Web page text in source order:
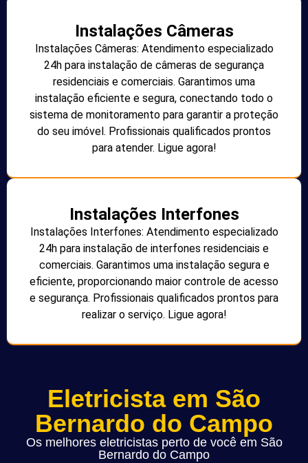
Instalações Câmeras
Instalações Câmeras: Atendimento especializado
24h para instalação de câmeras de segurança
residenciais e comerciais. Garantimos uma
instalação eficiente e segura, conectando todo o
sistema de monitoramento para garantir a proteção
do seu imóvel. Profissionais qualificados prontos
para atender. Ligue agora!
Instalações Interfones
Instalações Interfones: Atendimento especializado
24h para instalação de interfones residenciais e
comerciais. Garantimos uma instalação segura e
eficiente, proporcionando maior controle de acesso
e segurança. Profissionais qualificados prontos para
realizar o serviço. Ligue agora!
Eletricista em São
Bernardo do Campo
Os melhores eletricistas perto de você em São
Bernardo do Campo